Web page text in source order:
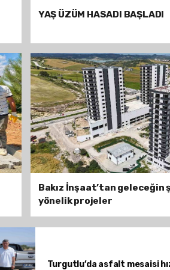
YAŞ ÜZÜM HASADI BAŞLADI
Bakız İnşaat’tan geleceğin
yönelik projeler
Turgutlu’da asfalt mesaisi